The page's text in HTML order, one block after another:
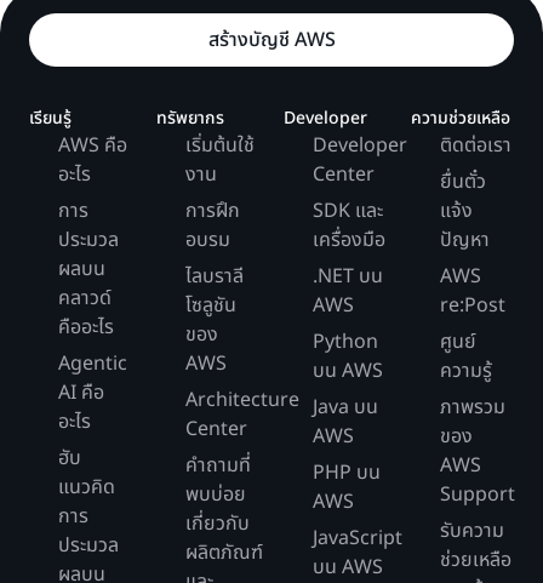
สร้างบัญชี AWS
เรียนรู้
AWS คือ
อะไร
การ
ประมวล
ผลบน
คลาวด์
คืออะไร
Agentic
AI คือ
อะไร
ฮับ
แนวคิด
การ
ประมวล
ผลบน
ทรัพยากร
เริ่มต้นใช้
งาน
การฝึก
อบรม
ไลบราลี
โซลูชัน
ของ
AWS
Architecture
Center
คำถามที่
พบบ่อย
เกี่ยวกับ
ผลิตภัณฑ์
Developer
Developer
Center
SDK และ
เครื่องมือ
.NET บน
AWS
Python
บน AWS
Java บน
AWS
PHP บน
AWS
JavaScript
บน AWS
ความช่วยเหลือ
ติดต่อเรา
ยื่นตั๋ว
แจ้ง
ปัญหา
AWS
re:Post
ศูนย์
ความรู้
ภาพรวม
ของ
AWS
Support
รับความ
ช่วยเหลือ